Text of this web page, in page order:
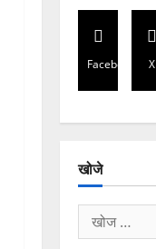
Facebook X
खोजे
निम्न
को